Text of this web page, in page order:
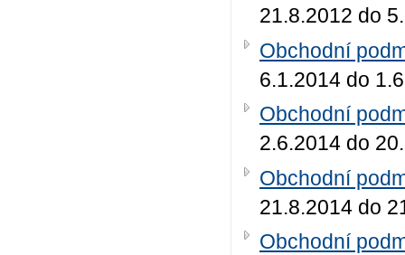
21.8.2012 do
Obchodní
6.1.2014 do
Obchodní
2.6.2014 do
Obchodní
21.8.2014 do
Obchodní